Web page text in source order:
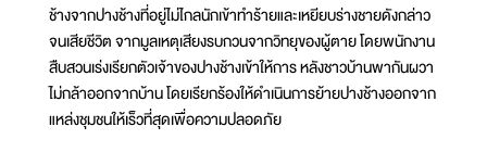
ช้างจากปางช้างที่อยู่ไม่ไกลนักเข้าทำร้ายและเหยียบร่างชายดังกล่าว
จนเสียชีวิต จากมูลเหตุเสียงรบกวนจากวิทยุของผู้ตาย โดยพนักงาน
สืบสวนเร่งเรียกตัวเจ้าของปางช้างเข้าให้การ หลังชาวบ้านพากันผวา
ไม่กล้าออกจากบ้าน โดยเรียกร้องให้ดำเนินการย้ายปางช้างออกจาก
แหล่งชุมชนให้เร็วที่สุดเพื่อความปลอดภัย